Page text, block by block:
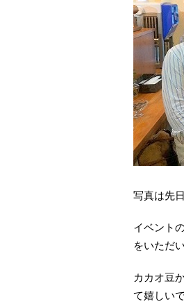
写真は先
イベント
をいただ
カカオ豆
て嬉しいで